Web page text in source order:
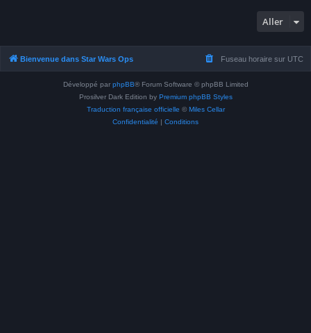
Aller
Bienvenue dans Star Wars Ops Fuseau horaire sur UTC
Développé par phpBB® Forum Software © phpBB Limited
Prosilver Dark Edition by Premium phpBB Styles
Traduction française officielle © Miles Cellar
Confidentialité | Conditions